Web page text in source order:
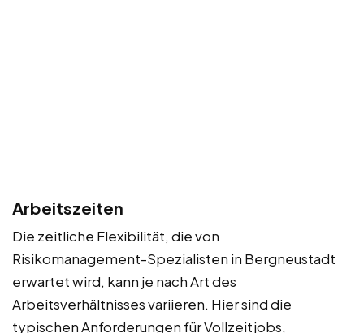
Arbeitszeiten
Die zeitliche Flexibilität, die von
Risikomanagement-Spezialisten in Bergneustadt
erwartet wird, kann je nach Art des
Arbeitsverhältnisses variieren. Hier sind die
typischen Anforderungen für Vollzeitjobs,